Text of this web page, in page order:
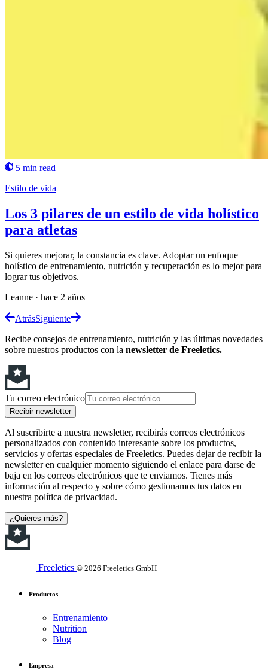
5 min read
Estilo de vida
Los 3 pilares de un estilo de vida holístico
para atletas
Si quieres mejorar, la constancia es clave. Adoptar un enfoque
holístico de entrenamiento, nutrición y recuperación es lo mejor para
lograr tus objetivos.
Leanne · hace 2 años
AtrásSiguiente
Recibe consejos de entrenamiento, nutrición y las últimas novedades
sobre nuestros productos con la newsletter de Freeletics.
Tu correo electrónico
Recibir newsletter
Al suscribirte a nuestra newsletter, recibirás correos electrónicos
personalizados con contenido interesante sobre los productos,
servicios y ofertas especiales de Freeletics. Puedes dejar de recibir la
newsletter en cualquier momento siguiendo el enlace para darse de
baja en los correos electrónicos que te enviamos. Tienes más
información al respecto y sobre cómo gestionamos tus datos en
nuestra política de privacidad.
¿Quieres más?
Freeletics © 2026 Freeletics GmbH
Productos
Entrenamiento
Nutrition
Blog
Empresa